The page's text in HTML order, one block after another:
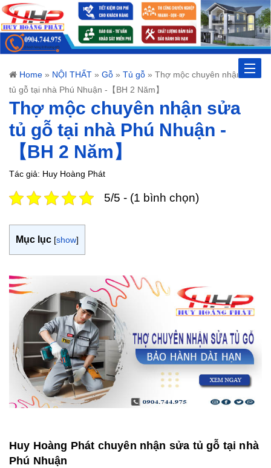
Toggle
Home » NỘI THẤT » Gỗ » Tủ gỗ » Thợ mộc chuyên nhận sửa
tủ gỗ tại nhà Phú Nhuận -【BH 2 Năm】
Thợ mộc chuyên nhận sửa
tủ gỗ tại nhà Phú Nhuận -
【BH 2 Năm】
Tác giả: Huy Hoàng Phát
5/5 - (1 bình chọn)
Mục lục [show]
Huy Hoàng Phát chuyên nhận sửa tủ gỗ tại nhà
Phú Nhuận